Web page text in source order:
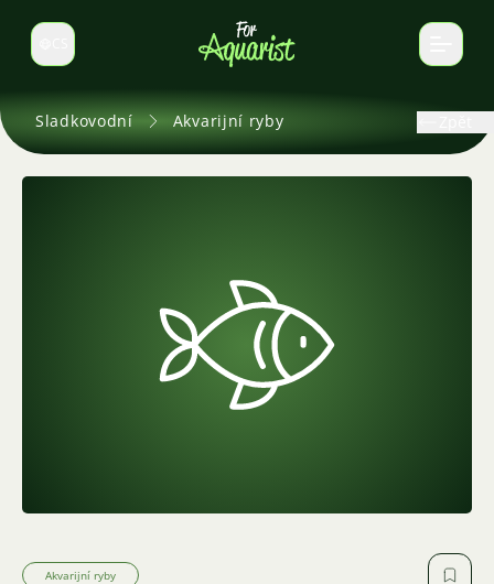
Select language
Sladkovodní Akvarijní ryby
Akvarijní ryby